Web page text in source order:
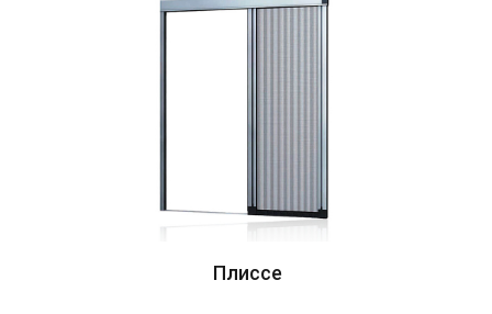
Плиссе